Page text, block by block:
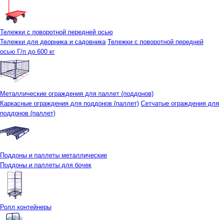
Тележки с поворотной передней осью
Тележки для дворника и садовника Тележки с поворотной передней
осью Г/п до 600 кг
Металлические ограждения для паллет (поддонов)
Каркасные ограждения для поддонов (паллет) Сетчатые ограждения для
поддонов (паллет)
Поддоны и паллеты металлические
Поддоны и паллеты для бочек
Ролл контейнеры